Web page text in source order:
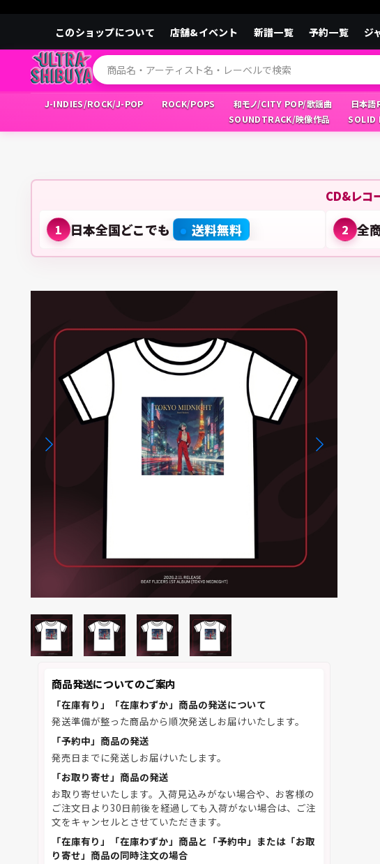
このショップについて 店舗&イベント 新譜一覧 予約一覧 ジ
J-INDIES/ROCK/J-POP ROCK/POPS 和モノ/CITY POP/歌謡曲 日本語
SOUNDTRACK/映像作品
SOLID
CD&レコ
1 日本全国どこでも 送料無料 2 全
商品発送についてのご案内
「在庫有り」「在庫わずか」商品の発送について
発送準備が整った商品から順次発送しお届けいたします。
「予約中」商品の発送
発売日までに発送しお届けいたします。
「お取り寄せ」商品の発送
お取り寄せいたします。入荷見込みがない場合や、お客様の
ご注文日より30日前後を経過しても入荷がない場合は、ご注
文をキャンセルとさせていただきます。
「在庫有り」「在庫わずか」商品と「予約中」または「お取
り寄せ」商品の同時注文の場合